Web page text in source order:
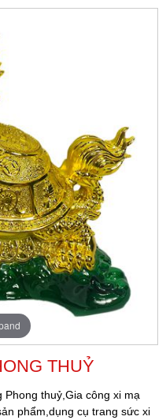
THUỶ
Phong thuỷ,Gia công xi mạ
phẩm,dụng cụ trang sức xi